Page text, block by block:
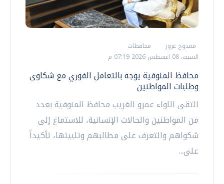
ممدوح عزوز
محافظات
السبت، 08 اغسطس 2026 07:19 م
محافظ المنوفية يوجه بالتعامل الفوري مع شكاوى
وطلبات المواطنين
التقى اللواء عمرو الغريب محافظ المنوفية بعدد
من المواطنين والحالات الإنسانية، للاستماع إلى
شكواهم والتعرف على مطالبهم وتلبيتها، تأكيداً
على...